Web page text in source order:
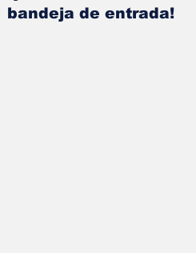
bandeja de entrada!